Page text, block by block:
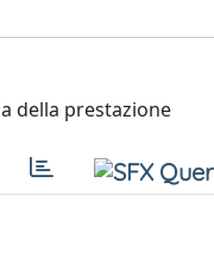
della prestazione